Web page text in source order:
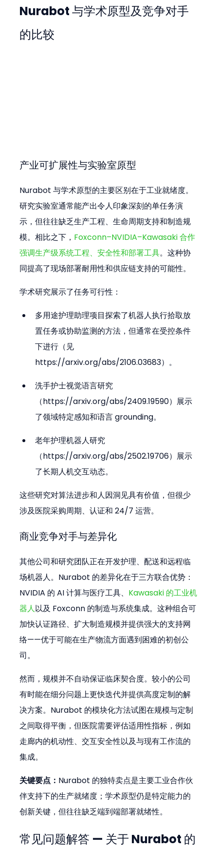
Nurabot 与学术原型及竞争对手
的比较
产业可扩展性与实验室原型
Nurabot 与学术原型的主要区别在于工业就绪度。
研究实验室通常能产出令人印象深刻的单任务演
示，但往往缺乏生产工程、生命周期支持和制造规
模。相比之下， Foxconn–NVIDIA–Kawasaki 合作
强调生产级系统工程、安全性和部署工具。这种协
同提高了现场部署耐用性和供应链支持的可能性。
学术研究展示了任务可行性：
多用途护理助理项目探索了机器人执行拾取放
置任务或协助监测的方法，但通常在受控条件
下进行（见
https://arxiv.org/abs/2106.03683）。
洗手护士视觉语言研究
（https://arxiv.org/abs/2409.19590）展示
了领域特定感知和语言 grounding。
老年护理机器人研究
（https://arxiv.org/abs/2502.19706）展示
了长期人机交互动态。
这些研究对算法进步和人因洞见具有价值，但很少
涉及医院采购周期、认证和 24/7 运营。
商业竞争对手与差异化
其他公司和研究团队正在开发护理、配送和远程临
场机器人。Nurabot 的差异化在于三方联合优势：
NVIDIA 的 AI 计算与医疗工具、 Kawasaki 的工业机
器人以及 Foxconn 的制造与系统集成。这种组合可
加快认证路径、扩大制造规模并提供强大的支持网
络——优于可能在生产物流方面遇到困难的初创公
司。
然而，规模并不自动保证临床契合度。较小的公司
有时能在细分问题上更快迭代并提供高度定制的解
决方案。Nurabot 的模块化方法试图在规模与定制
之间取得平衡，但医院需要评估适用性指标，例如
走廊内的机动性、交互安全性以及与现有工作流的
集成。
关键要点： Nurabot 的独特卖点是主要工业合作伙
伴支持下的生产就绪度；学术原型仍是特定能力的
创新关键，但往往缺乏端到端部署就绪性。
常见问题解答 — 关于 Nurabot 的